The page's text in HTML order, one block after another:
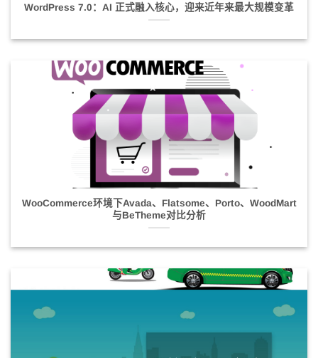
WordPress 7.0：AI 正式融入核心，迎来近年来最大规模变革
WooCommerce环境下Avada、Flatsome、Porto、WoodMart
与BeTheme对比分析